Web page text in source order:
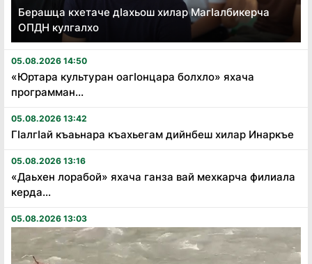
Берашца кхетаче дӏахьош хилар Магӏалбикерча
ОПДН кулгалхо
05.08.2026 14:50
«Юртара культуран оагӏонцара болхло» яхача
программан...
05.08.2026 13:42
Гӏалгӏай къаьнара къахьегам дийнбеш хилар Инаркъе
05.08.2026 13:16
«Даьхен лорабой» яхача ганза вай мехкарча филиала
керда...
05.08.2026 13:03